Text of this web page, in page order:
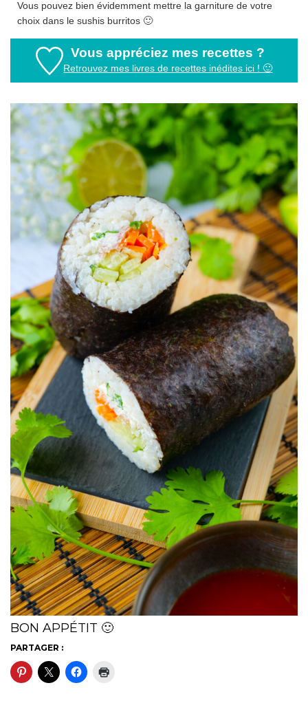
Vous pouvez bien évidemment mettre la garniture de votre
choix dans le sushis burritos 🙂
Vous appréciez mes recettes ?
Retrouvez mes livres de recettes inédites ici ! 🙂
BON APPÉTIT 🙂
PARTAGER :